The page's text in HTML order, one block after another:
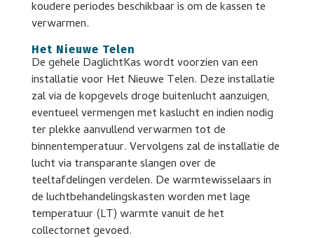
koudere periodes beschikbaar is om de kassen te
verwarmen.
Het Nieuwe Telen
De gehele DaglichtKas wordt voorzien van een
installatie voor Het Nieuwe Telen. Deze installatie
zal via de kopgevels droge buitenlucht aanzuigen,
eventueel vermengen met kaslucht en indien nodig
ter plekke aanvullend verwarmen tot de
binnentemperatuur. Vervolgens zal de installatie de
lucht via transparante slangen over de
teeltafdelingen verdelen. De warmtewisselaars in
de luchtbehandelingskasten worden met lage
temperatuur (LT) warmte vanuit de het
collectornet gevoed.